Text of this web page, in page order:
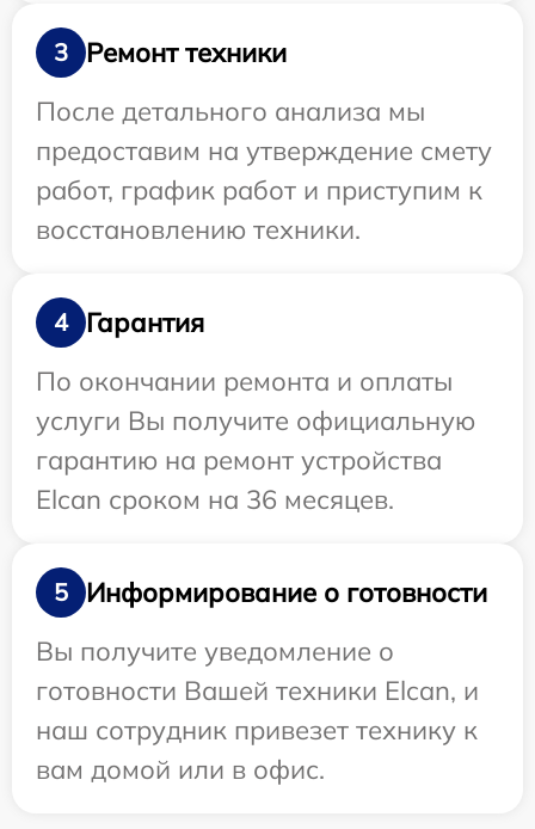
3
Ремонт техники
После детального анализа мы
предоставим на утверждение смету
работ, график работ и приступим к
восстановлению техники.
4
Гарантия
По окончании ремонта и оплаты
услуги Вы получите официальную
гарантию на ремонт устройства
Elcan сроком на 36 месяцев.
5
Информирование о готовности
Вы получите уведомление о
готовности Вашей техники Elcan, и
наш сотрудник привезет технику к
вам домой или в офис.